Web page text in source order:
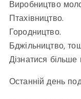
Виробництво
Птахівництво.
Городництво.
Бджільництво,
Дізнатися
Останній день